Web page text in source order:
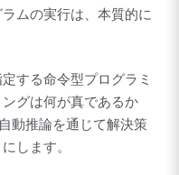
ムの実行は、本質的に
する命令型プログラミ
グは何が真であるか
動推論を通じて解決策
します。